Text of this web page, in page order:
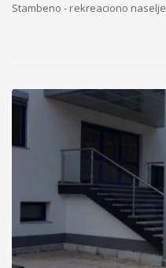
Stambeno - rekreaciono naselje